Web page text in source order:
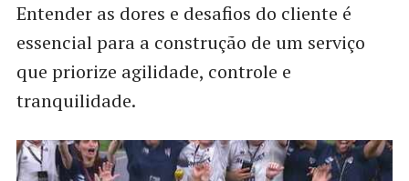
Entender as dores e desafios do cliente é
essencial para a construção de um serviço
que priorize agilidade, controle e
tranquilidade.